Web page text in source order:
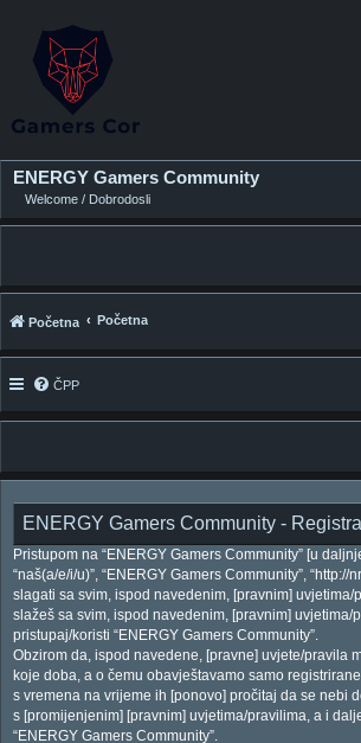
ENERGY Gamers Community
Welcome / Dobrodosli
Početna Početna
ČPP
ENERGY Gamers Community -
Pristupom na “ENERGY Gamers Community” [u
“naš(a/e/i/u)”, “ENERGY Gamers Community”, “http://
slagati sa svim, ispod navedenim, [pravnim] uvjetima/
slažeš sa svim, ispod navedenim, [pravnim] uvjetima/
pristupaj/koristi “ENERGY Gamers Community”.
Obzirom da, ispod navedene, [pravne] uvjete/pravila
koje doba, a o čemu obavještavamo samo
s vremena na vrijeme ih [ponovo] pročitaj da se nebi
s [promijenjenim] [pravnim] uvjetima/pravilima, a i
“ENERGY Gamers Community”.